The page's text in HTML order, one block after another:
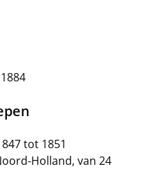
tot 1851
Holland, van 24